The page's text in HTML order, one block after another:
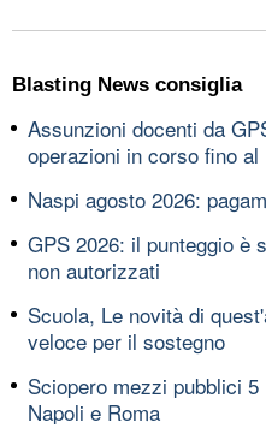
Blasting News consiglia
Assunzioni docenti da
operazioni in corso fino al
Naspi agosto 2026:
GPS 2026: il punteggio è
non autorizzati
Scuola, Le novità di
veloce per il sostegno
Sciopero mezzi pubblici
Napoli e Roma